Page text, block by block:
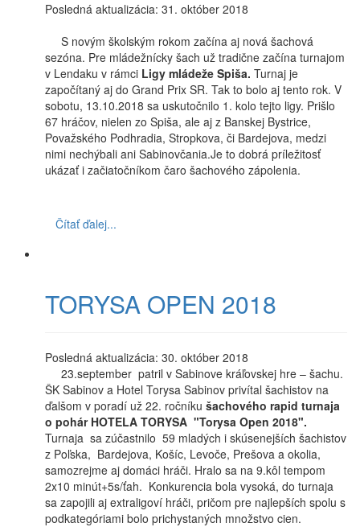
Posledná aktualizácia: 31. október 2018
S novým školským rokom začína aj nová šachová
sezóna. Pre mládežnícky šach už tradične začína turnajom
v Lendaku v rámci Ligy mládeže Spiša. Turnaj je
započítaný aj do Grand Prix SR. Tak to bolo aj tento rok. V
sobotu, 13.10.2018 sa uskutočnilo 1. kolo tejto ligy. Prišlo
67 hráčov, nielen zo Spiša, ale aj z Banskej Bystrice,
Považského Podhradia, Stropkova, či Bardejova, medzi
nimi nechýbali ani Sabinovčania.Je to dobrá príležitosť
ukázať i začiatočníkom čaro šachového zápolenia.
Čítať ďalej...
TORYSA OPEN 2018
Posledná aktualizácia: 30. október 2018
23.september patril v Sabinove kráľovskej hre – šachu.
ŠK Sabinov a Hotel Torysa Sabinov privítal šachistov na
ďalšom v poradí už 22. ročníku šachového rapid turnaja
o pohár HOTELA TORYSA "Torysa Open 2018".
Turnaja sa zúčastnilo 59 mladých i skúsenejších šachistov
z Poľska, Bardejova, Košíc, Levoče, Prešova a okolia,
samozrejme aj domáci hráči. Hralo sa na 9.kôl tempom
2x10 minút+5s/ťah. Konkurencia bola vysoká, do turnaja
sa zapojili aj extraligoví hráči, pričom pre najlepších spolu s
podkategóriami bolo prichystaných množstvo cien.